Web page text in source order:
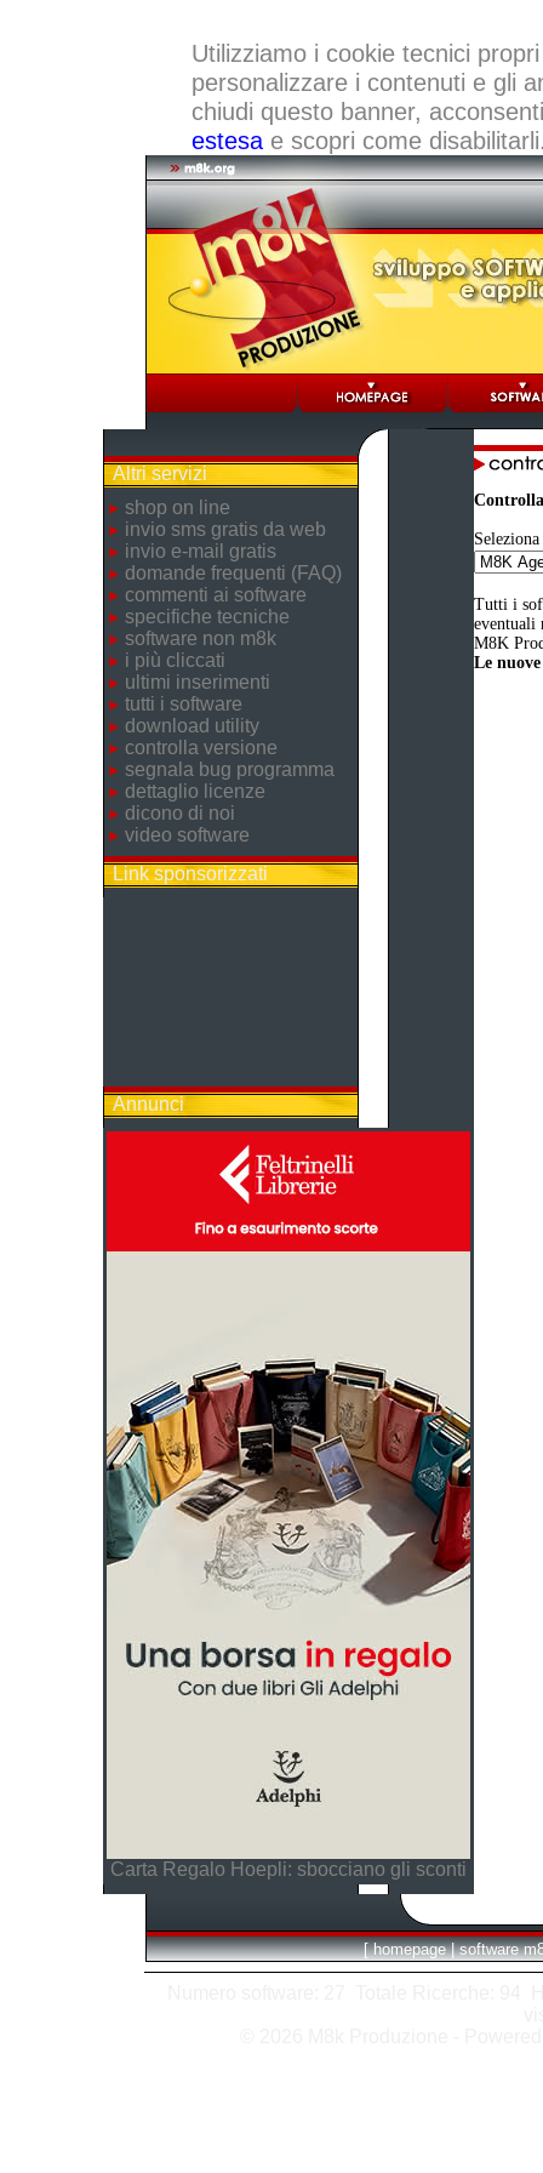
Utilizziamo i cookie tecnici
personalizzare i contenuti e gli
chiudi questo banner,
estesae scopri come
Altri servizi
shop on line
invio sms gratis da web
invio e-mail gratis
domande frequenti (FAQ)
commenti ai software
specifiche tecniche
software non m8k
i più cliccati
ultimi inserimenti
tutti i software
download utility
controlla versione
segnala bug programma
dettaglio licenze
dicono di noi
video software
Link sponsorizzati
Annunci
Carta Regalo Hoepli: sbocciano gli sconti
Tutti i
eventuali
M8K
Le
[ homepage | software